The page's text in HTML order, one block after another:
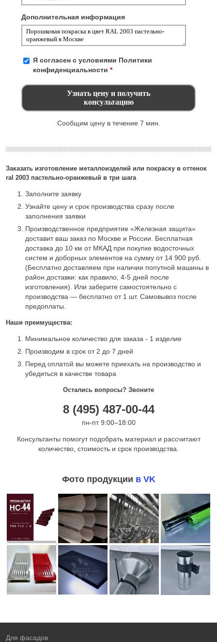
Заказать изготовление металлоизделий или покраску в оттенок
ral 2003 пастельно-оранжевый в три шага
Заполните заявку
Узнайте цену и срок производства сразу после
заполнения заявки
Производственное предприятие «Железная защита»
доставит ваш заказ по Москве и России. Бесплатная
доставка до 10 км от МКАД при покупке водосточных
систем и доборных элементов на сумму от 14 900 руб.
(Бесплатно доставляем при наличии попутной машины в
район доставки: как правило, 4-5 дней после
изготовления). Или заберите самостоятельно с
производства — бесплатно от 1 шт. Самовывоз после
предоплаты.
Наши преимущества:
Минимальное количество для заказа - 1 изделие
Производим в срок от 2 до 7 дней
Перед оплатой вы можете приехать на производство и
убедиться в качестве товара
Дополнительная информация
Я согласен с условиями Политики
конфиденциальности *
Сообщим цену в течение 7 мин.
Остались вопросы? Звоните
8 (495) 487-00-44
пн-пт 9:00–18:00
Консультанты помогут подобрать материал и рассчитают
количество, стоимость и срок производства.
Фото продукции в VK
Для фасадов